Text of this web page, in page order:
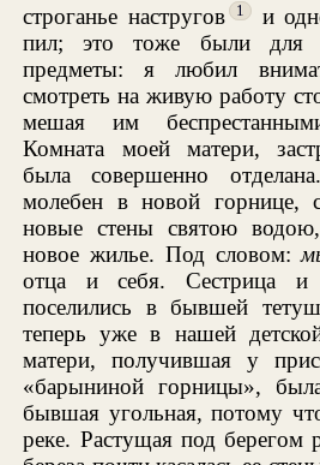
строганье настругов
1
и
пил; это тоже были для
предметы: я любил
смотреть на живую работу
мешая им
Комната моей матери,
была совершенно
молебен в новой горнице,
новые стены святою
новое жилье. Под словом:
отца и себя. Сестрица и
поселились в бывшей
теперь уже в нашей
матери, получившая у
«барыниной горницы»,
бывшая угольная, потому
реке. Растущая под берегом